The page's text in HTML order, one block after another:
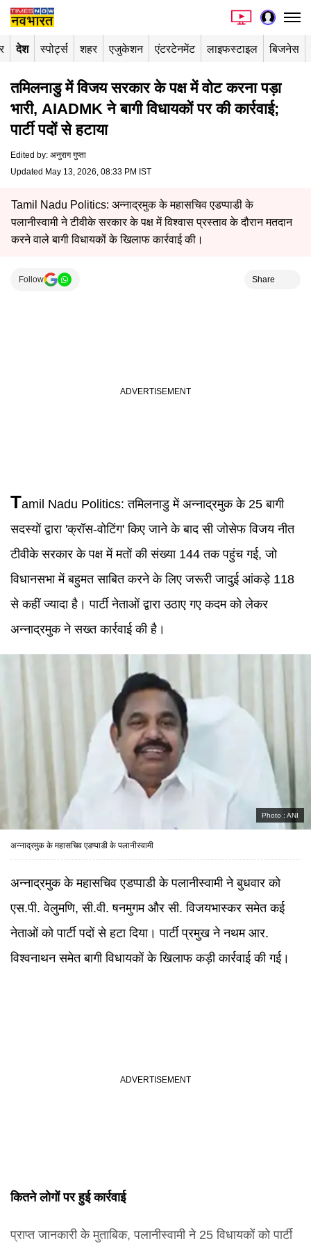
देश स्पोर्ट्स शहर एजुकेशन एंटरटेनमेंट लाइफस्टाइल बिजनेस
तमिलनाडु में विजय सरकार के पक्ष में वोट करना पड़ा
भारी, AIADMK ने बागी विधायकों पर की कार्रवाई;
पार्टी पदों से हटाया
Edited by: अनुराग गुप्ता
Updated May 13, 2026, 08:33 PM IST
Tamil Nadu Politics: अन्नाद्रमुक के महासचिव एडप्पाडी के
पलानीस्वामी ने टीवीके सरकार के पक्ष में विश्वास प्रस्ताव के दौरान मतदान
करने वाले बागी विधायकों के खिलाफ कार्रवाई की।
Follow Share
Tamil Nadu Politics:तमिलनाडु में अन्नाद्रमुक के 25 बागी
सदस्यों द्वारा 'क्रॉस-वोटिंग' किए जाने के बाद सी जोसेफ विजय नीत
टीवीके सरकार के पक्ष में मतों की संख्या 144 तक पहुंच गई, जो
विधानसभा में बहुमत साबित करने के लिए जरूरी जादुई आंकड़े 118
से कहीं ज्यादा है। पार्टी नेताओं द्वारा उठाए गए कदम को लेकर
अन्नाद्रमुक ने सख्त कार्रवाई की है।
Photo : ANI
अन्नाद्रमुक के महासचिव एडप्पाडी के पलानीस्वामी
अन्नाद्रमुक के महासचिव एडप्पाडी के पलानीस्वामी ने बुधवार को
एस.पी. वेलुमणि, सी.वी. षनमुगम और सी. विजयभास्कर समेत कई
नेताओं को पार्टी पदों से हटा दिया। पार्टी प्रमुख ने नथम आर.
विश्वनाथन समेत बागी विधायकों के खिलाफ कड़ी कार्रवाई की गई।
कितने लोगों पर हुई कार्रवाई
प्राप्त जानकारी के मुताबिक, पलानीस्वामी ने 25 विधायकों को पार्टी